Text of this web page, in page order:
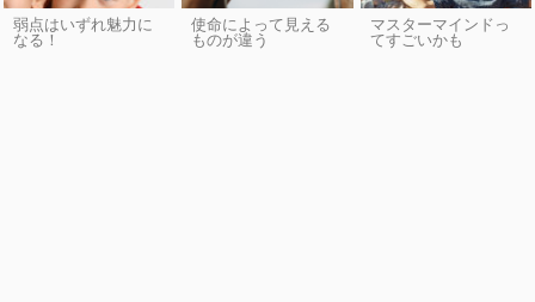
弱点はいずれ魅力に
なる！
使命によって見える
ものが違う
マスターマインドっ
てすごいかも